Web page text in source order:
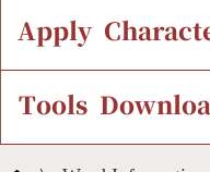
Introduction
Chinese Code
IDS Query
Components
Apply
Application
Font Instant
Tools